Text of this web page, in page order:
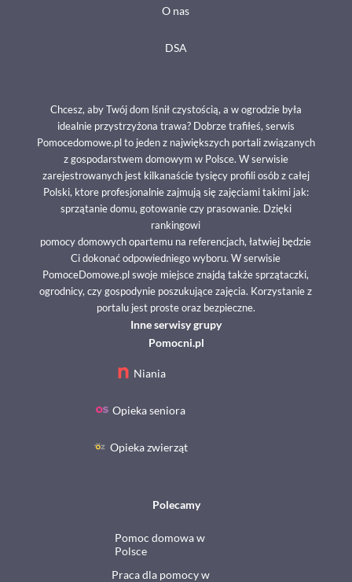
O nas
DSA
Chcesz, aby Twój dom lśnił czystością, a w ogrodzie była
idealnie przystrzyżona trawa? Dobrze trafiłeś, serwis
Pomocedomowe.pl to jeden z największych portali związanych
z gospodarstwem domowym w Polsce. W serwisie
zarejestrowanych jest kilkanaście tysięcy profili osób z całej
Polski, ktore profesjonalnie zajmują się zajęciami takimi jak:
sprzątanie domu, gotowanie czy prasowanie. Dzięki
rankingowi
pomocy domowych opartemu na referencjach, łatwiej będzie
Ci dokonać odpowiedniego wyboru. W serwisie
PomoceDomowe.pl swoje miejsce znajdą także sprzątaczki,
ogrodnicy, czy gospodynie poszukujące zajęcia. Korzystanie z
portalu jest proste oraz bezpieczne.
Niania
Opieka seniora
Opieka zwierząt
Inne serwisy grupy
Pomocni.pl
Pomoc domowa w
Polsce
Praca dla pomocy w
Polecamy